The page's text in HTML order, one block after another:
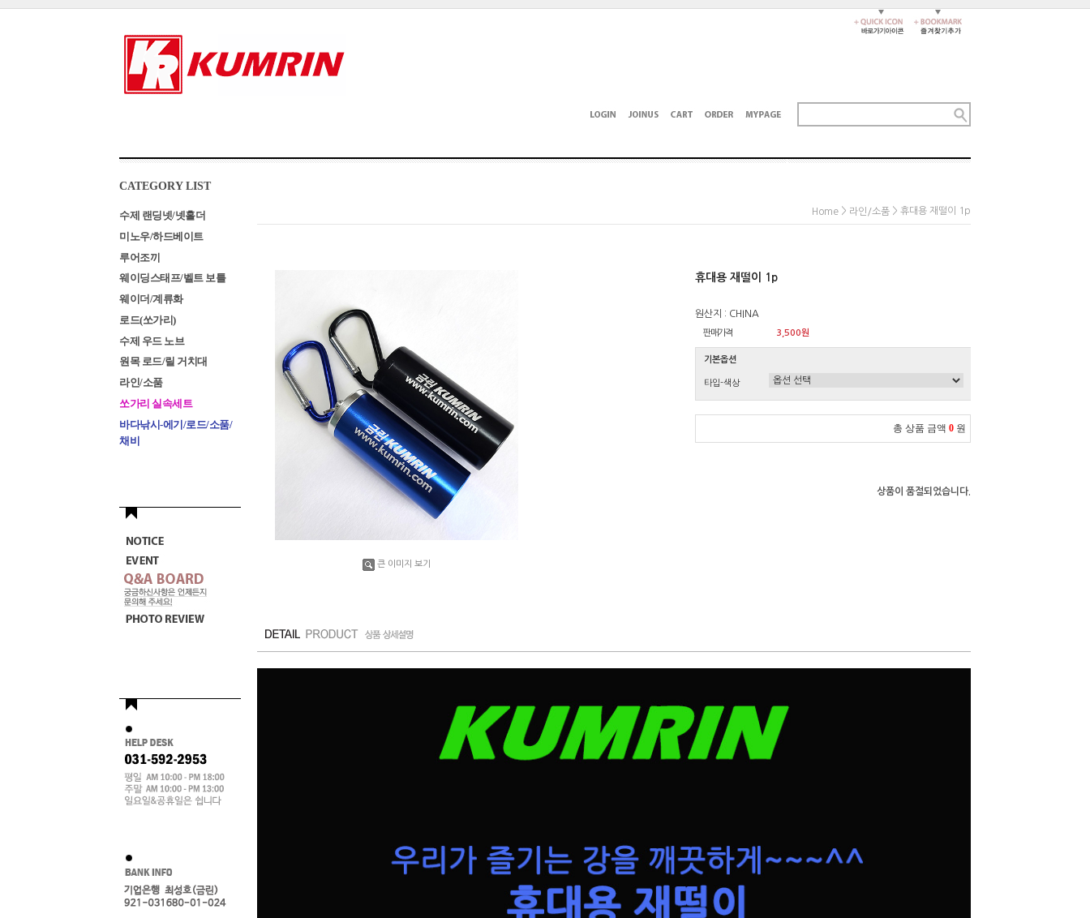
CATEGORY LIST
수제 랜딩넷/넷홀더
미노우/하드베이트
루어조끼
웨이딩스태프/벨트 보틀
웨이더/계류화
로드(쏘가리)
수제 우드 노브
원목 로드/릴 거치대
라인/소품
쏘가리 실속세트
바다낚시-에기/로드/소품/
채비
Home > 라인/소품 > 휴대용 재떨이 1p
큰 이미지 보기
휴대용 재떨이 1p
원산지 : CHINA
판매가격 3,500원
기본옵션
타입-색상
총 상품 금액 0 원
상품이 품절되었습니다.